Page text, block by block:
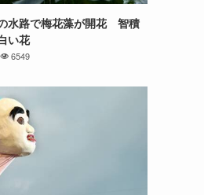
水路で梅花藻が開花 智積
い花
6549